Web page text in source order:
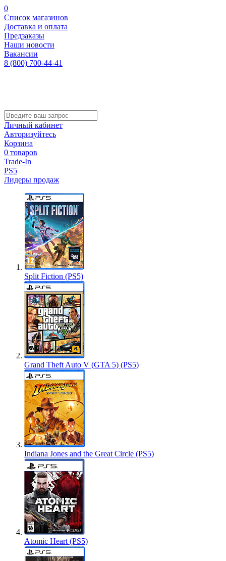
0
Список магазинов
Доставка и оплата
Предзаказы
Наши новости
Вакансии
8 (800) 700-44-41
Личный кабинет
Авторизуйтесь
Корзина
0 товаров
Trade-In
PS5
Лидеры продаж
Split Fiction (PS5)
Grand Theft Auto V (GTA 5) (PS5)
Indiana Jones and the Great Circle (PS5)
Atomic Heart (PS5)